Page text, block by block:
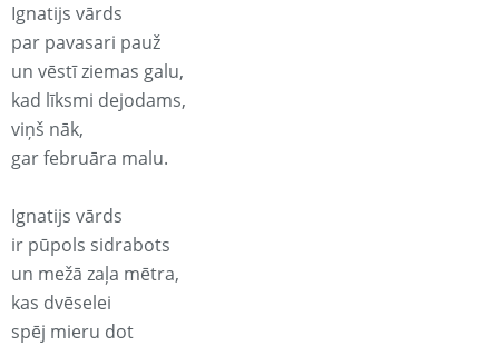
Ignatijs vārds
par pavasari pauž
un vēstī ziemas galu,
kad līksmi dejodams,
viņš nāk,
gar februāra malu.
Ignatijs vārds
ir pūpols sidrabots
un mežā zaļa mētra,
kas dvēselei
spēj mieru dot